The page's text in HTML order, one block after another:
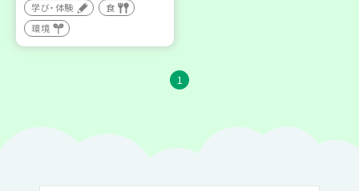
学び・体験
食
環境
1